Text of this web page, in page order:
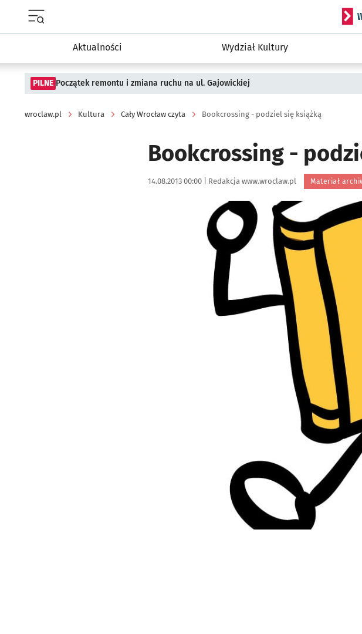
Aktualności Wydział Kultury
PILNE Początek remontu i zmiana ruchu na ul. Gajowickiej
wroclaw.pl Kultura Cały Wrocław czyta Bookcrossing - podziel się książką
Bookcrossing -
Data publikacji:
14.08.2013 00:00 | Autor:
Redakcja www.wroclaw.pl Materiał
Kliknij, aby powiększyć